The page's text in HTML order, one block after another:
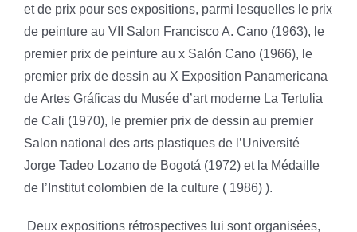
et de prix pour ses expositions, parmi lesquelles le prix
de peinture au VII Salon Francisco A. Cano (1963), le
premier prix de peinture au x Salón Cano (1966), le
premier prix de dessin au X Exposition Panamericana
de Artes Gráficas du Musée d’art moderne La Tertulia
de Cali (1970), le premier prix de dessin au premier
Salon national des arts plastiques de l’Université
Jorge Tadeo Lozano de Bogotá (1972) et la Médaille
de l’Institut colombien de la culture ( 1986) ).
Deux expositions rétrospectives lui sont organisées,